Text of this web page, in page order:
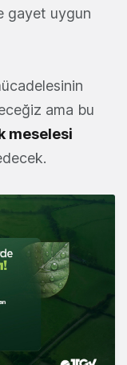
gayet uygun
ama bu
meselesi